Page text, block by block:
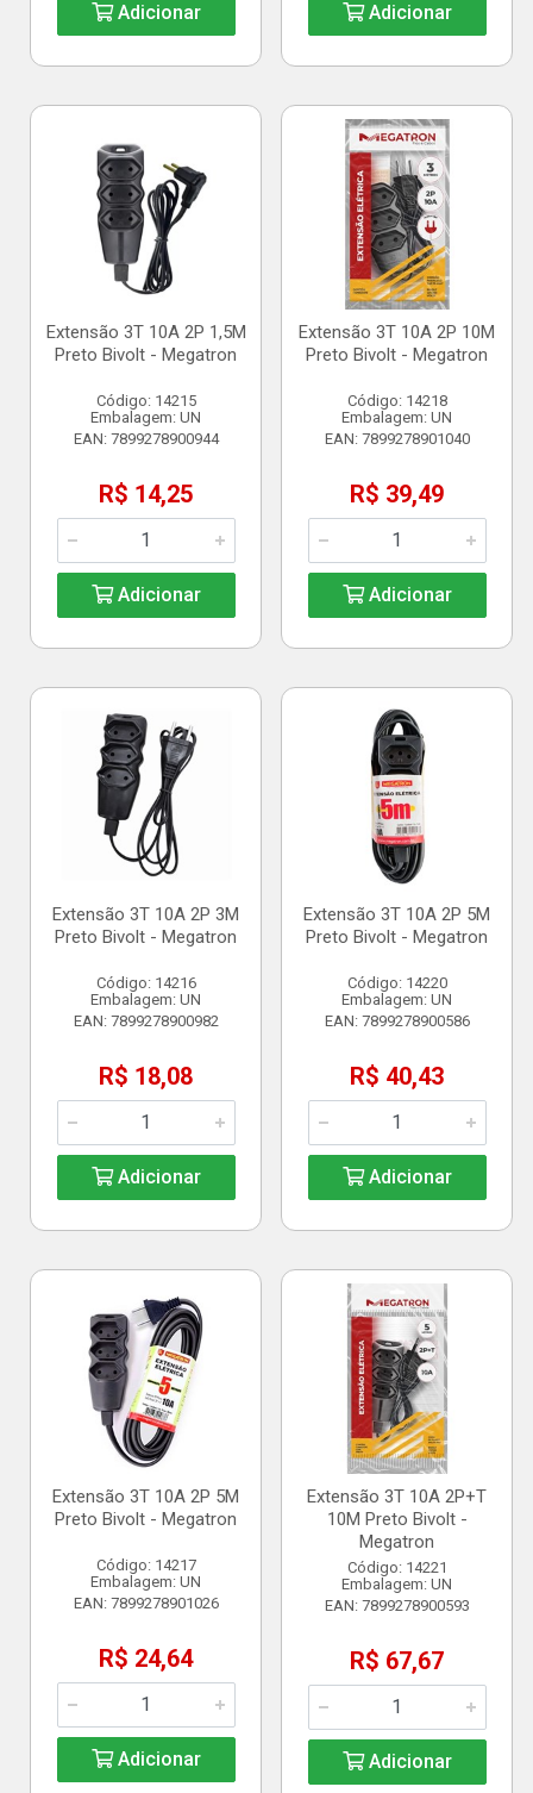
Adicionar Adicionar
Extensão 3T 10A 2P 1,5M
Preto Bivolt - Megatron
Código: 14215
Embalagem: UN
EAN: 7899278900944
R$ 14,25
Adicionar
Extensão 3T 10A 2P 10M
Preto Bivolt - Megatron
Código: 14218
Embalagem: UN
EAN: 7899278901040
R$ 39,49
Adicionar
Extensão 3T 10A 2P 3M
Preto Bivolt - Megatron
Código: 14216
Embalagem: UN
EAN: 7899278900982
R$ 18,08
Adicionar
Extensão 3T 10A 2P 5M
Preto Bivolt - Megatron
Código: 14220
Embalagem: UN
EAN: 7899278900586
R$ 40,43
Adicionar
Extensão 3T 10A 2P 5M
Preto Bivolt - Megatron
Código: 14217
Embalagem: UN
EAN: 7899278901026
R$ 24,64
Adicionar
Extensão 3T 10A 2P+T
10M Preto Bivolt -
Megatron
Código: 14221
Embalagem: UN
EAN: 7899278900593
R$ 67,67
Adicionar